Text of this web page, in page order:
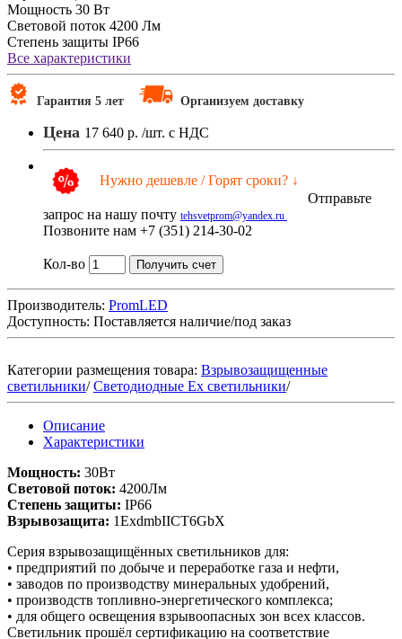
Мощность 30 Вт
Световой поток 4200 Лм
Степень защиты IP66
Все характеристики
Гарантия 5 лет Организуем доставку
Цена 17 640 р. /шт. с НДС
Нужно дешевле / Горят сроки? ↓
Отправьте
запрос на нашу почту tehsvetprom@yandex.ru
Позвоните нам +7 (351) 214-30-02
Кол-во Получить счет
Производитель: PromLED
Доступность: Поставляется наличие/под заказ
Категории размещения товара: Взрывозащищенные
светильники/Светодиодные Ex светильники/
Описание
Характеристики
Мощность: 30Вт
Световой поток: 4200Лм
Степень защиты: IP66
Взрывозащита: 1ExdmbIICT6GbX
Серия взрывозащищённых светильников для:
• предприятий по добыче и переработке газа и нефти,
• заводов по производству минеральных удобрений,
• производств топливно-энергетического комплекса;
• для общего освещения взрывоопасных зон всех классов.
Светильник прошёл сертификацию на соответствие